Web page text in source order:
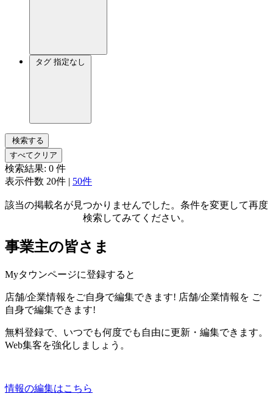
タグ 指定なし
検索する
すべてクリア
検索結果: 0 件
表示件数 20件 | 50件
該当の掲載名が見つかりませんでした。条件を変更して再度
検索してみてください。
事業主の皆さま
Myタウンページに登録すると
店舗/企業情報をご自身で編集できます! 店舗/企業情報を ご
自身で編集できます!
無料登録で、いつでも何度でも自由に更新・編集できます。
Web集客を強化しましょう。
情報の編集はこちら